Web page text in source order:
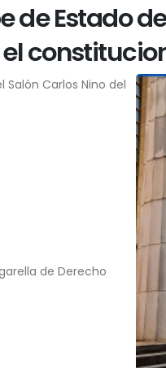
de Estado
el
Salón Carlos Nino del
de Derecho